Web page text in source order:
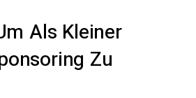
Als Kleiner
Zu